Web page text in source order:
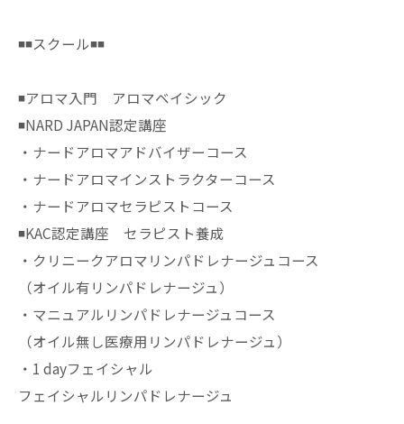
◾️◾️スクール◾️◾️
◾️アロマ入門 アロマベイシック
◾️NARD JAPAN認定講座
・ナードアロマアドバイザーコース
・ナードアロマインストラクターコース
・ナードアロマセラピストコース
◾️KAC認定講座 セラピスト養成
・クリニークアロマリンパドレナージュコース
（オイル有リンパドレナージュ）
・マニュアルリンパドレナージュコース
（オイル無し医療用リンパドレナージュ）
・1 dayフェイシャル
フェイシャルリンパドレナージュ